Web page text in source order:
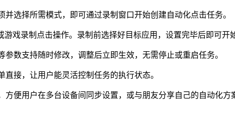
选择所需模式，即可通过录制窗口开始创建自动化点击任务。
戏录制点击操作。录制前选择好目标应用，设置完毕后即可开
数支持随时修改，调整后立即生效，无需停止或重启任务。
接，让用户能灵活控制任务的执行状态。
便用户在多台设备间同步设置，或与朋友分享自己的自动化方